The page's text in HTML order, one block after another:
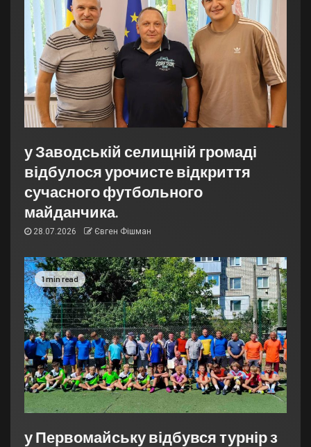
у Заводській селищній громаді
відбулося урочисте відкриття
сучасного футбольного
майданчика.
28.07.2026 Євген Фішман
1 min read
у Первомайську відбувся турнір з